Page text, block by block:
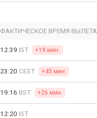
ФАКТИЧЕСКОЕ ВРЕМЯ ВЫЛЕТА
12:39 IST +19 мин.
23:20 CEST +45 мин.
19:16 BST +26 мин.
12:20 IST